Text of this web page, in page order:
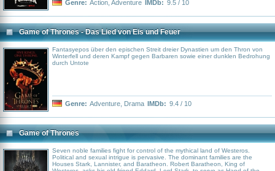
Einsatzes im Zweiten Weltkrieg beruhte. Autor Ambrose hatte sie aus Briefen,
Personen waren historisch; ihre Darsteller wurden nach dem Kriterium
ausgewählt, ihnen möglichst ähnlich zu sehen. Jede Folge enthielt
Kommentare von Mitgliedern der damaligen Easy Company.
Genre: Action Adventure IMDb: 9.5 / 10
Game of Thrones - Das Lied von Eis und Feuer
Fantasyepos über den epischen Streit dreier Dynastien um den Thron von
Winterfell und deren Kampf gegen Barbaren sowie einer dunklen Bedrohung
durch Untote
Genre: Adventure Drama IMDb: 9.4 / 10
Game of Thrones
Seven noble families fight for control of the mythical land of Westeros.
Political and sexual intrigue is pervasive. The dominant families are the
Houses Stark, Lannister, and Baratheon. Robert Baratheon, King of